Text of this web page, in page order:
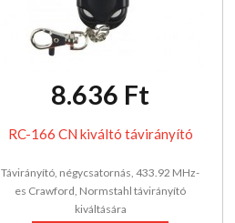
8.636 Ft
RC-166 CN kiváltó távirányító
Távirányító, négycsatornás, 433.92 MHz-
es Crawford, Normstahl távirányító
kiváltására